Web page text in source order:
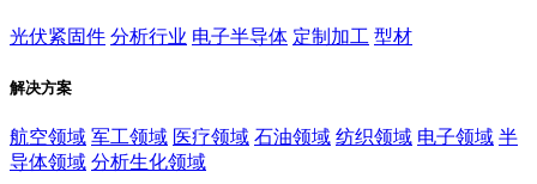
光伏紧固件 分析行业 电子半导体 定制加工 型材
解决方案
航空领域 军工领域 医疗领域 石油领域 纺织领域 电子领域 半
导体领域 分析生化领域